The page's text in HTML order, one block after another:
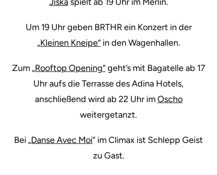
Um 19 Uhr geben BRTHR ein Konzert in der
„Kleinen Kneipe“in den Wagenhallen.
Zum „Rooftop Opening“geht’s mit Bagatelle ab 17
Uhr aufs die Terrasse des Adina Hotels,
anschließend wird ab 22 Uhr imOscho
weitergetanzt.
Bei „Danse Avec Moi“ im Climax ist Schlepp Geist
zu Gast.